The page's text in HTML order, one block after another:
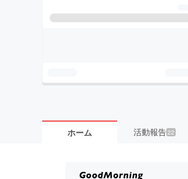
ホーム 活動報告 22